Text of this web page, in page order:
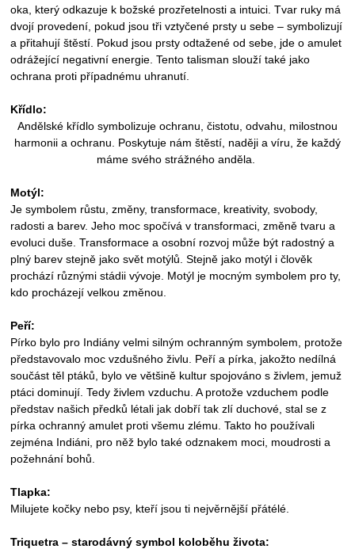
oka, který odkazuje k božské prozřetelnosti a intuici. Tvar ruky má
dvojí provedení, pokud jsou tři vztyčené prsty u sebe – symbolizují
a přitahují štěstí. Pokud jsou prsty odtažené od sebe, jde o amulet
odrážející negativní energie. Tento talisman slouží také jako
ochrana proti případnému uhranutí.
Křídlo:
Andělské křídlo symbolizuje ochranu, čistotu, odvahu, milostnou
harmonii a ochranu. Poskytuje nám štěstí, naději a víru, že každý
máme svého strážného anděla.
Motýl:
Je symbolem růstu, změny, transformace, kreativity, svobody,
radosti a barev. Jeho moc spočívá v transformaci, změně tvaru a
evoluci duše. Transformace a osobní rozvoj může být radostný a
plný barev stejně jako svět motýlů. Stejně jako motýl i člověk
prochází různými stádii vývoje. Motýl je mocným symbolem pro ty,
kdo procházejí velkou změnou.
Peří:
Pírko bylo pro Indiány velmi silným ochranným symbolem, protože
představovalo moc vzdušného živlu. Peří a pírka, jakožto nedílná
součást těl ptáků, bylo ve většině kultur spojováno s živlem, jemuž
ptáci dominují. Tedy živlem vzduchu. A protože vzduchem podle
představ našich předků létali jak dobří tak zlí duchové, stal se z
pírka ochranný amulet proti všemu zlému. Takto ho používali
zejména Indiáni, pro něž bylo také odznakem moci, moudrosti a
požehnání bohů.
Tlapka:
Milujete kočky nebo psy, kteří jsou ti nejvěrnější přátélé.
Triquetra – starodávný symbol koloběhu života: